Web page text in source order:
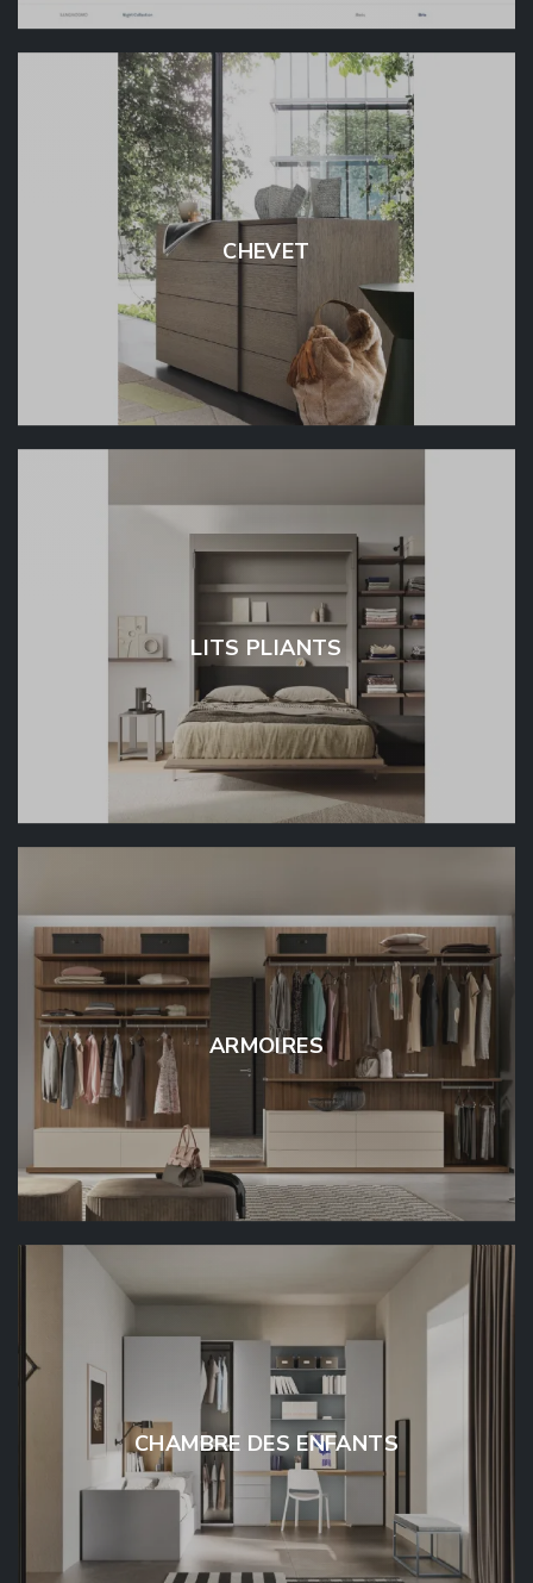
CHEVET
LITS PLIANTS
ARMOIRES
CHAMBRE DES ENFANTS